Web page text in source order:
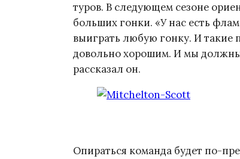
туров. В следующем сезоне
больших гонки. «У нас есть
выиграть любую гонку. И такие
довольно хорошим. И мы должны
рассказал он.
Опираться команда будет по-